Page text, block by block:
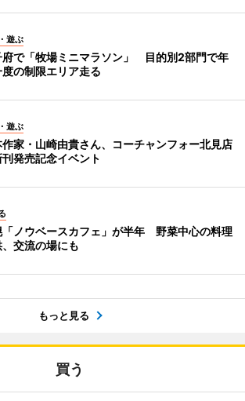
遊ぶ
府で「牧場ミニマラソン」 目的別2部門で年
度の制限エリア走る
遊ぶ
家・山崎由貴さん、コーチャンフォー北見店
発売記念イベント
「ノウベースカフェ」が半年 野菜中心の料理
交流の場にも
もっと見る
買う